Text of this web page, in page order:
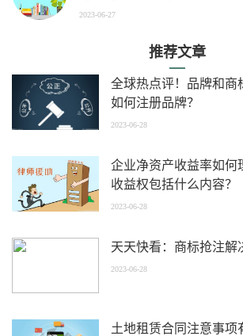
2023-06-27
推荐文章
全球热点评！品牌和商
如何注册品牌？
2023-06-28
企业净资产收益率如何
收益权包括什么内容？
2023-06-28
天天快看：商标抢注解
2023-06-28
土地租赁合同注意事项